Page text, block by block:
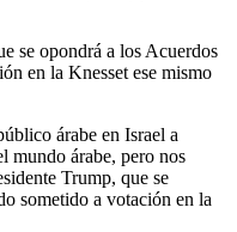
se opondrá a los Acuerdos
en la Knesset ese mismo
árabe en Israel a
mundo árabe, pero nos
Trump, que se
sometido a votación en la